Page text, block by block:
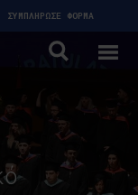
ΣΥΜΠΛΗΡΩΣΕ ΦΟΡΜΑ